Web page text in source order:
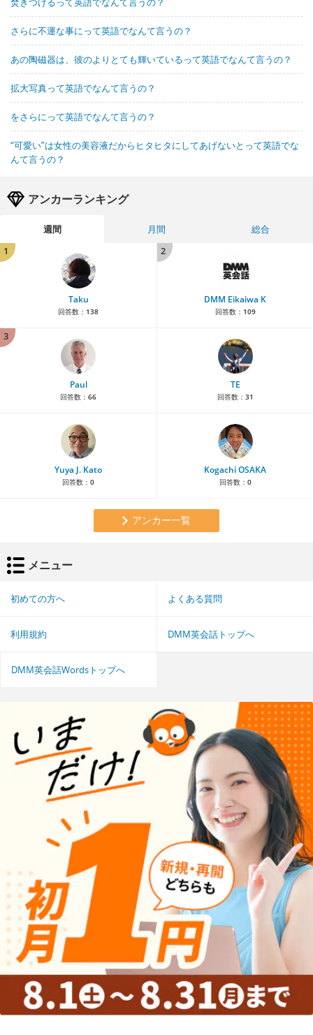
さらに不運な事にって英語でなんて言うの？
あの陶磁器は、彼のよりとても輝いているって英語でなんて言うの？
拡大写真って英語でなんて言うの？
をさらにって英語でなんて言うの？
“可愛い”は女性の美容液だからヒタヒタにしてあげないとって英語でな
んて言うの？
アンカーランキング
週間 月間
総合
1
Taku
回答数： 138
2
DMM Eikaiwa K
回答数： 109
3
Paul
回答数： 66
TE
回答数： 31
Yuya J. Kato
回答数： 0
Kogachi OSAKA
回答数： 0
アンカー一覧
メニュー
初めての方へ よくある質問
利用規約 DMM英会話トップへ
DMM英会話Wordsトップへ